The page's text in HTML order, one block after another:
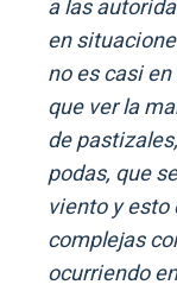
a las
en
no es casi
que ver la
de
podas, que
viento y
complejas
ocurriendo